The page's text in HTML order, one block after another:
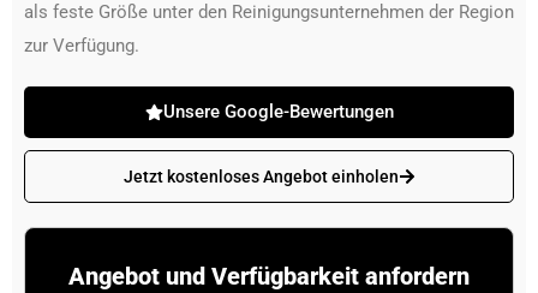
als feste Größe unter den Reinigungsunternehmen der Region
zur Verfügung.
Unsere Google-Bewertungen
Jetzt kostenloses Angebot einholen
Angebot und Verfügbarkeit anfordern